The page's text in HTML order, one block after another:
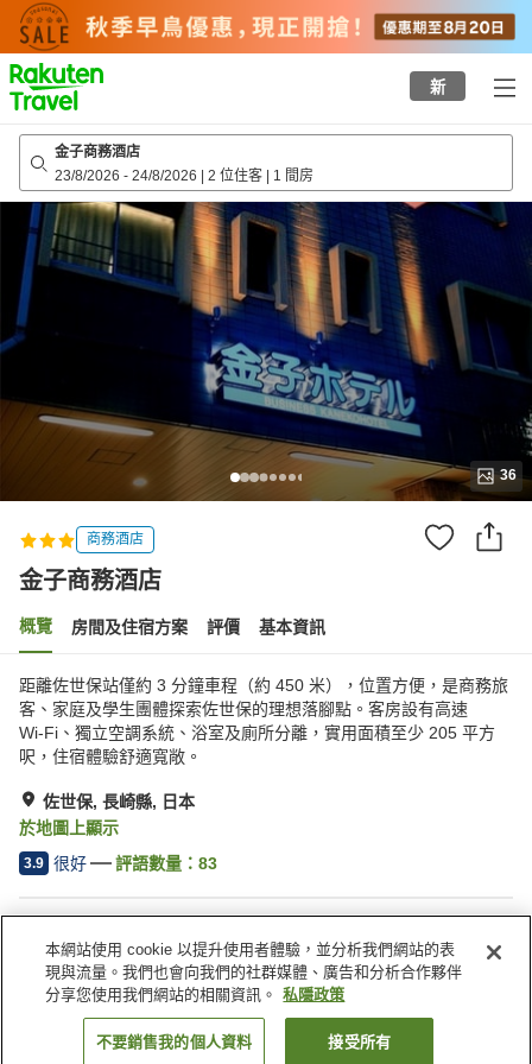
to
top
page
新
金子商務酒店
23/8/2026 - 24/8/2026 | 2 位住客 | 1 間房
36
商務酒店
金子商務酒店
概覽 房間及住宿方案 評價 基本資訊
距離佐世保站僅約 3 分鐘車程（約 450 米），位置方便，是商務旅
客、家庭及學生團體探索佐世保的理想落腳點。客房設有高速
Wi‑Fi、獨立空調系統、浴室及廁所分離，實用面積至少 205 平方
呎，住宿體驗舒適寬敞。
佐世保, 長崎縣, 日本
於地圖上顯示
3.9 很好 評語數量： 83
停車場
水療/美容院
自動販賣機
宴會廳
日本 長崎縣 佐世保 金子商務酒店
找客房
本網站使用 cookie 以提升使用者體驗，並分析我們網站的表
現與流量。我們也會向我們的社群媒體、廣告和分析合作夥伴
分享您使用我們網站的相關資訊。
私隱政策
不要銷售我的個人資料 接受所有